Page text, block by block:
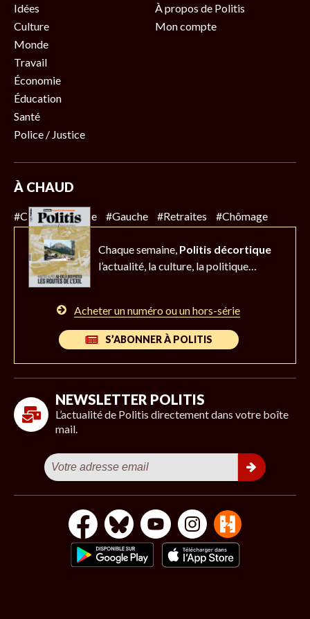
Idées
Culture
Monde
Travail
Économie
Éducation
Santé
Police / Justice
À propos de Politis
Mon compte
À CHAUD
#Climat #Police #Gauche #Retraites #Chômage
Chaque semaine, Politis décortique
l’actualité, la culture, la politique…
Acheter un numéro ou un hors-série
S’ABONNER À POLITIS
NEWSLETTER POLITIS
L’actualité de Politis directement dans votre boîte
mail.